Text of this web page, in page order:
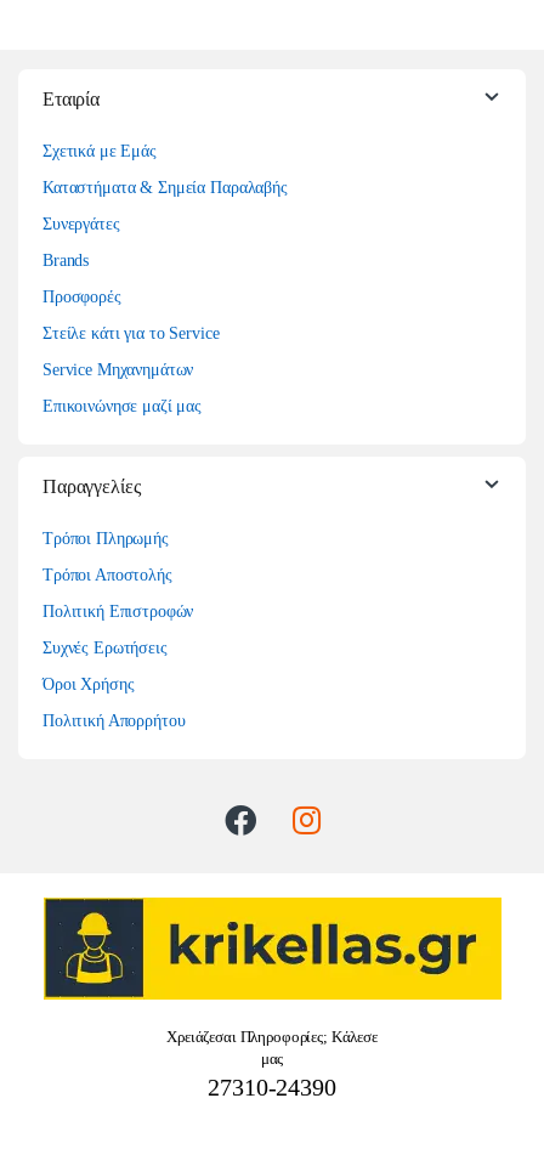
Εταιρία
Σχετικά με Εμάς
Καταστήματα & Σημεία Παραλαβής
Συνεργάτες
Brands
Προσφορές
Στείλε κάτι για το Service
Service Μηχανημάτων
Επικοινώνησε μαζί μας
Παραγγελίες
Τρόποι Πληρωμής
Τρόποι Αποστολής
Πολιτική Επιστροφών
Συχνές Ερωτήσεις
Όροι Χρήσης
Πολιτική Απορρήτου
Χρειάζεσαι Πληροφορίες; Κάλεσε
μας
27310-24390